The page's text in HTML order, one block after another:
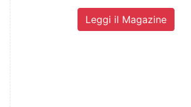
Leggi il Magazine